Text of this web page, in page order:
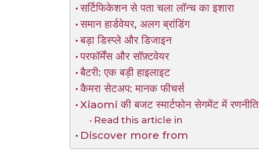
सर्टिफिकेशन से पता चला लॉन्च का इशारा
समान हार्डवेयर, अलग ब्रांडिंग
बड़ा डिस्प्ले और डिजाइन
परफॉर्मेंस और सॉफ़्टवेयर
बैटरी: एक बड़ी हाइलाइट
कैमरा सेटअप: मानक फीचर्स
Xiaomi की बजट स्मार्टफोन सेगमेंट में रणनीति
Read this article in
Discover more from